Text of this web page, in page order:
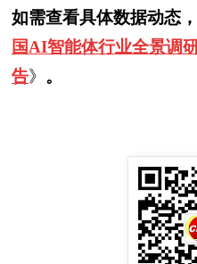
如需查看具体数据动态
国AI智能体行业全景调
告》 。